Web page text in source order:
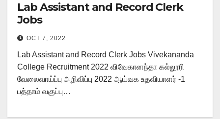
Lab Assistant and Record Clerk
Jobs
OCT 7, 2022
Lab Assistant and Record Clerk Jobs Vivekananda
College Recruitment 2022 விவேகானந்தா கல்லூரி
வேலைவாய்ப்பு அறிவிப்பு 2022 ஆய்வக உதவியாளர் -1
பத்தாம் வகுப்பு…